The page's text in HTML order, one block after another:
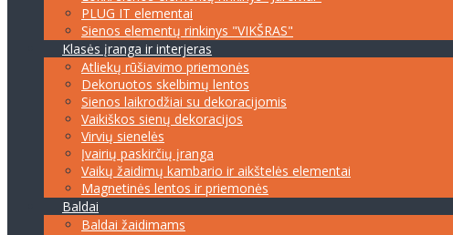
PLUG IT elementai
Sienos elementų rinkinys "VIKŠRAS"
Klasės įranga ir interjeras
Atliekų rūšiavimo priemonės
Dekoruotos skelbimų lentos
Sienos laikrodžiai su dekoracijomis
Vaikiškos sienų dekoracijos
Virvių sienelės
Įvairių paskirčių įranga
Vaikų žaidimų kambario ir aikštelės elementai
Magnetinės lentos ir priemonės
Baldai
Baldai žaidimams